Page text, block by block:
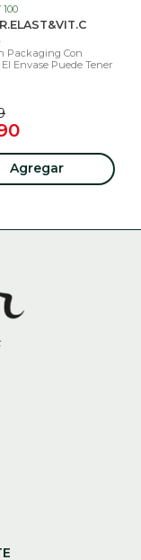
Packaging Con
El Envase Puede Tener
Agregar